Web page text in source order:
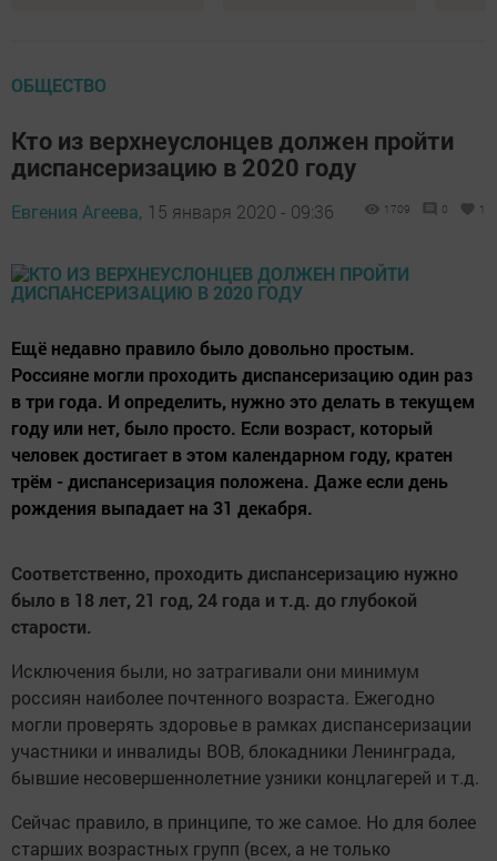
ОБЩЕСТВО
Кто из верхнеуслонцев должен пройти
диспансеризацию в 2020 году
Евгения Агеева, 15 января 2020 - 09:36 1709 0 1
Ещё недавно правило было довольно простым.
Россияне могли проходить диспансеризацию один раз
в три года. И определить, нужно это делать в текущем
году или нет, было просто. Если возраст, который
человек достигает в этом календарном году, кратен
трём - диспансеризация положена. Даже если день
рождения выпадает на 31 декабря.
Соответственно, проходить диспансеризацию нужно
было в 18 лет, 21 год, 24 года и т.д. до глубокой
старости.
Исключения были, но затрагивали они минимум
россиян наиболее почтенного возраста. Ежегодно
могли проверять здоровье в рамках диспансеризации
участники и инвалиды ВОВ, блокадники Ленинграда,
бывшие несовершеннолетние узники концлагерей и т.д.
Сейчас правило, в принципе, то же самое. Но для более
старших возрастных групп (всех, а не только